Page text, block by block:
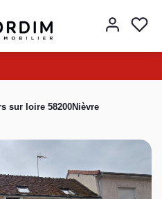
sur loire 58200Nièvre